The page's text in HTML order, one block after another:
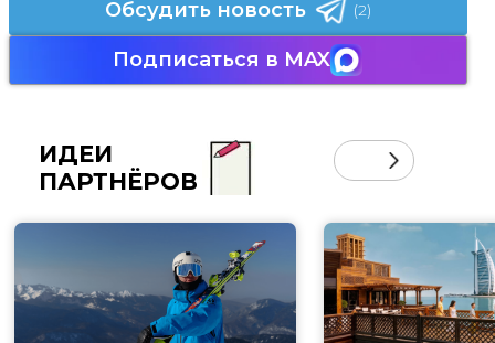
Обсудить новость (2)
Подписаться в MAX
ИДЕИ
ПАРТНЁРОВ